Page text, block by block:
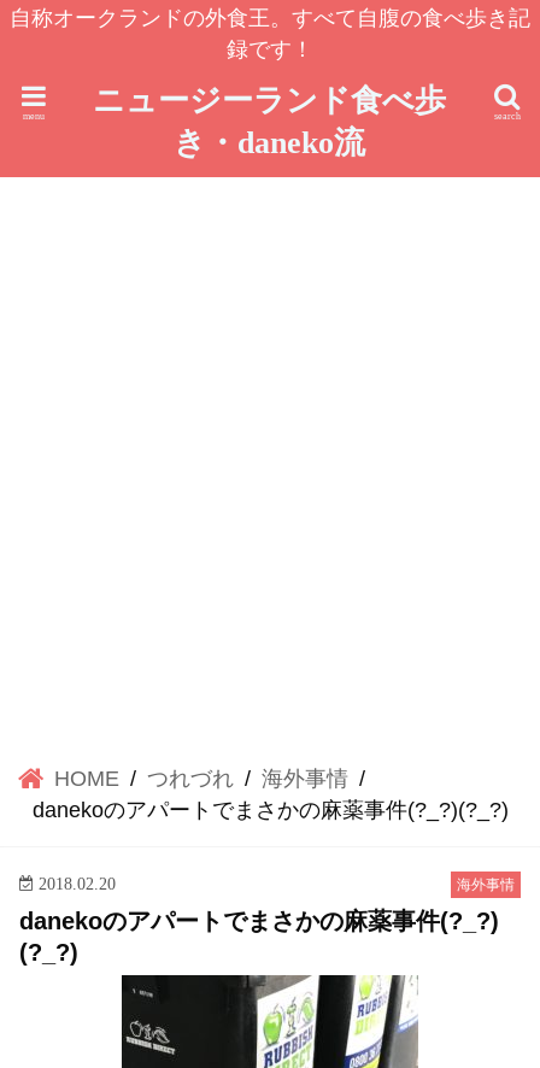
自称オークランドの外食王。すべて自腹の食べ歩き記
録です！
ニュージーランド食べ歩
き・daneko流
search
menu
HOME つれづれ
海外事情
danekoのアパートでまさかの麻薬事件(?_?)(?_?)
海外事情
2018.02.20
danekoのアパートでまさかの麻薬事件(?_?)
(?_?)